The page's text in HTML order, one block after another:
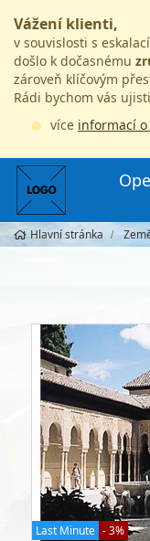
Vážení klienti,
v souvislosti s eskalací
došlo k dočasnému
zároveň klíčovým
Rádi bychom vás
více informací
Hlavní stránka
Last Minute - 3%